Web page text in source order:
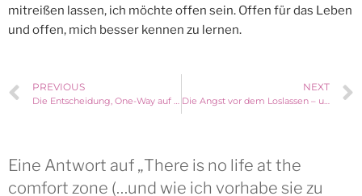
mitreißen lassen, ich möchte offen sein. Offen für das Leben
und offen, mich besser kennen zu lernen.
PREVIOUS
Die Entscheidung, One-Way auf die Kanaren zu fliegen
NEXT
Die Angst vor dem Loslassen – und wie ich mit ihr umgehe
Eine Antwort auf „There is no life at the
comfort zone (…und wie ich vorhabe sie zu